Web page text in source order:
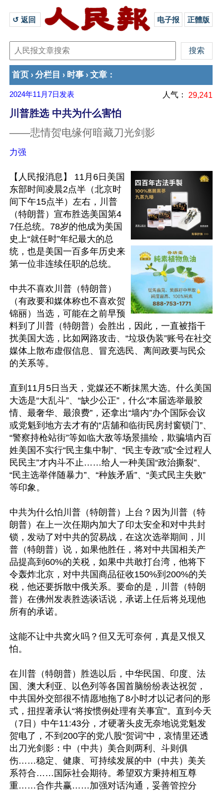
↺ 返回 电子报 正體版
首页 › 分栏目 › 时事 › 文章 ：
2024年11月7日 发表 人气： 29,241
川普胜选 中共为什么害怕
——悲情贺电缘何暗藏刀光剑影
力强
【人民报消息】 11月6日美国
东部时间凌晨2点半（北京时
间下午15点半）左右，川普
（特朗普）宣布胜选美国第4
7任总统。78岁的他成为美国
史上“就任时”年纪最大的总
统，也是美国一百多年历史来
第一位非连续任职的总统。
中共不喜欢川普（特朗普）
（有政要和媒体称也不喜欢贺
锦丽）当选，可能在之前早预
料到了川普（特朗普）会胜出，因此，一直被指干
扰美国大选，比如网路攻击、“垃圾伪装”账号在社交
媒体上散布虚假信息、冒充选民、离间政要与民众
的关系等。
直到11月5日当天，党媒还不断抹黑大选。什么美国
大选是“大乱斗”、“缺少公正”，什么“本届选举最胶
情、最奢华、最浪费”，还拿出“墙内”办个国际会议
或党魁到地方去才有的“店舖和临街民房封窗锁门”、
“警察持枪站街”等如临大敌等场景描绘，欺骗墙内百
姓美国不实行“民主集中制”、“民主专政”或“全过程人
民民主”才内斗不止……给人一种美国“政治撕裂”、
“民主选举伴随暴力”、“种族矛盾”、“美式民主失败”
等印象。
中共为什么怕川普（特朗普）上台？因为川普（特
朗普）在上一次任期内加大了印太安全和对中共封
锁，发动了对中共的贸易战，在这次选举期间，川
普（特朗普）说，如果他胜任，将对中共国相关产
品提高到60%的关税，如果中共敢打台湾，他将下
令轰炸北京，对中共国商品征收150%到200%的关
税，他还要拆散中俄关系。要命的是，川普（特朗
普）在佛州发表胜选谈话说，承诺上任后将兑现他
所有的承诺。
这能不让中共窝火吗？但又无可奈何，真是又恨又
怕。
在川普（特朗普）胜选以后，中华民国、印度、法
国、澳大利亚、以色列等各国首脑纷纷表达祝贺，
中共国外交部很不情愿地拖了8小时才以记者问的形
式，扭捏著承认“将按惯例处理有关事宜”。直到今天
（7日）中午11:43分，才硬著头皮无奈地说党魁发
贺电了，不到200字的党八股“贺词”中，哀情里还透
出刀光剑影：中（中共）美合则两利、斗则俱
伤……稳定、健康、可持续发展的中（中共）美关
系符合……国际社会期待。希望双方秉持相互尊
重……合作共赢……加强对话沟通，妥善管控分